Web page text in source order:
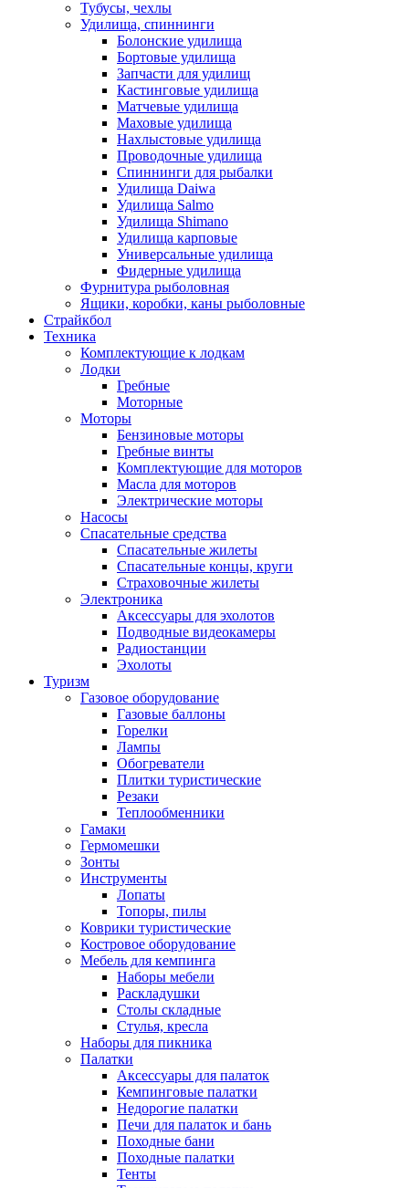
Тубусы, чехлы
Удилища, спиннинги
Болонские удилища
Бортовые удилища
Запчасти для удилищ
Кастинговые удилища
Матчевые удилища
Маховые удилища
Нахлыстовые удилища
Проводочные удилища
Спиннинги для рыбалки
Удилища Daiwa
Удилища Salmo
Удилища Shimano
Удилища карповые
Универсальные удилища
Фидерные удилища
Фурнитура рыболовная
Ящики, коробки, каны рыболовные
Страйкбол
Техника
Комплектующие к лодкам
Лодки
Гребные
Моторные
Моторы
Бензиновые моторы
Гребные винты
Комплектующие для моторов
Масла для моторов
Электрические моторы
Насосы
Спасательные средства
Спасательные жилеты
Спасательные концы, круги
Страховочные жилеты
Электроника
Аксессуары для эхолотов
Подводные видеокамеры
Радиостанции
Эхолоты
Туризм
Газовое оборудование
Газовые баллоны
Горелки
Лампы
Обогреватели
Плитки туристические
Резаки
Теплообменники
Гамаки
Гермомешки
Зонты
Инструменты
Лопаты
Топоры, пилы
Коврики туристические
Костровое оборудование
Мебель для кемпинга
Наборы мебели
Раскладушки
Столы складные
Стулья, кресла
Наборы для пикника
Палатки
Аксессуары для палаток
Кемпинговые палатки
Недорогие палатки
Печи для палаток и бань
Походные бани
Походные палатки
Тенты